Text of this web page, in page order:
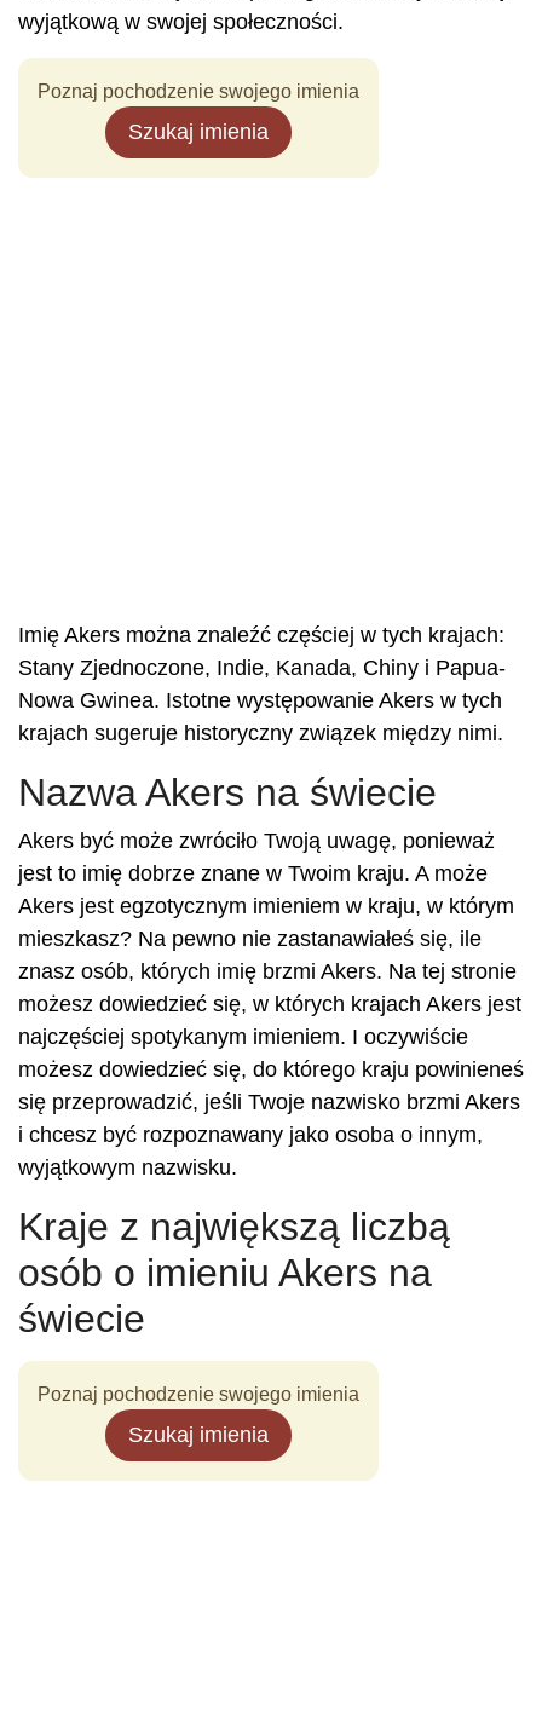
wyjątkową w swojej społeczności.
Poznaj pochodzenie swojego imienia
Szukaj imienia
Imię Akers można znaleźć częściej w tych krajach:
Stany Zjednoczone, Indie, Kanada, Chiny i Papua-
Nowa Gwinea. Istotne występowanie Akers w tych
krajach sugeruje historyczny związek między nimi.
Nazwa Akers na świecie
Akers być może zwróciło Twoją uwagę, ponieważ
jest to imię dobrze znane w Twoim kraju. A może
Akers jest egzotycznym imieniem w kraju, w którym
mieszkasz? Na pewno nie zastanawiałeś się, ile
znasz osób, których imię brzmi Akers. Na tej stronie
możesz dowiedzieć się, w których krajach Akers jest
najczęściej spotykanym imieniem. I oczywiście
możesz dowiedzieć się, do którego kraju powinieneś
się przeprowadzić, jeśli Twoje nazwisko brzmi Akers
i chcesz być rozpoznawany jako osoba o innym,
wyjątkowym nazwisku.
Kraje z największą liczbą
osób o imieniu Akers na
świecie
Poznaj pochodzenie swojego imienia
Szukaj imienia